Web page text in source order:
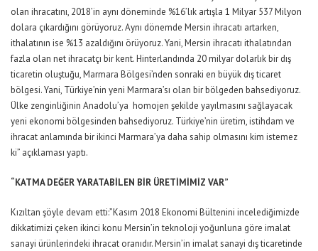
olan ihracatını, 2018’in aynı döneminde %16’lık artışla 1 Milyar 537 Milyon
dolara çıkardığını görüyoruz. Aynı dönemde Mersin ihracatı artarken,
ithalatının ise %13 azaldığını örüyoruz. Yani, Mersin ihracatı ithalatından
fazla olan net ihracatçı bir kent. Hinterlandında 20 milyar dolarlık bir dış
ticaretin oluştuğu, Marmara Bölgesi’nden sonraki en büyük dış ticaret
bölgesi. Yani, Türkiye’nin yeni Marmara’sı olan bir bölgeden bahsediyoruz.
Ülke zenginliğinin Anadolu’ya homojen şekilde yayılmasını sağlayacak
yeni ekonomi bölgesinden bahsediyoruz. Türkiye’nin üretim, istihdam ve
ihracat anlamında bir ikinci Marmara’ya daha sahip olmasını kim istemez
ki” açıklaması yaptı.
“KATMA DEĞER YARATABİLEN BİR ÜRETİMİMİZ VAR”
Kızıltan şöyle devam etti:”Kasım 2018 Ekonomi Bültenini incelediğimizde
dikkatimizi çeken ikinci konu Mersin’in teknoloji yoğunluna göre imalat
sanayi ürünlerindeki ihracat oranıdır. Mersin’in imalat sanayi dış ticaretinde